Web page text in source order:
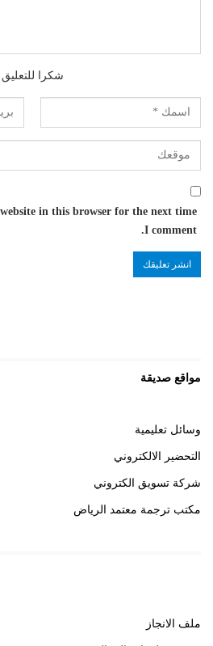
شكرا للتعليق
in this browser for the next time
I comment.
مواقع صديقة
وسائل تعليمية
التحضير الالكتروني
شركة تسويق الكتروني
مكتب ترجمة معتمد الرياض
ملف الانجاز